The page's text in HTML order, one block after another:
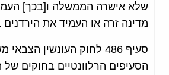
שלא אישרה הממשלה ו[בכך]
מדינה זרה או העמיד את
הסעיפים הרלוונטיים בחוקים